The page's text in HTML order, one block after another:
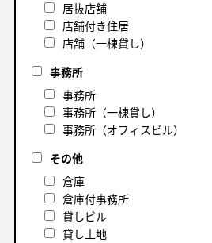
居抜店舗
店舗付き住居
店舗（一棟貸し）
事務所
事務所
事務所（一棟貸し）
事務所（オフィスビル）
その他
倉庫
倉庫付事務所
貸しビル
貸し土地